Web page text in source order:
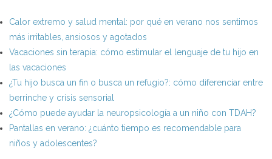
Calor extremo y salud mental: por qué en verano nos sentimos
más irritables, ansiosos y agotados
Vacaciones sin terapia: cómo estimular el lenguaje de tu hijo en
las vacaciones
¿Tu hijo busca un fin o busca un refugio?: cómo diferenciar entre
berrinche y crisis sensorial
¿Cómo puede ayudar la neuropsicología a un niño con TDAH?
Pantallas en verano: ¿cuánto tiempo es recomendable para
niños y adolescentes?